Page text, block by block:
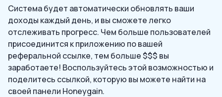
Система будет автоматически обновлять ваши
доходы каждый день, и вы сможете легко
отслеживать прогресс. Чем больше пользователей
присоединится к приложению по вашей
реферальной ссылке, тем больше $$$ вы
заработаете! Воспользуйтесь этой возможностью и
поделитесь ссылкой, которую вы можете найти на
своей панели Honeygain.